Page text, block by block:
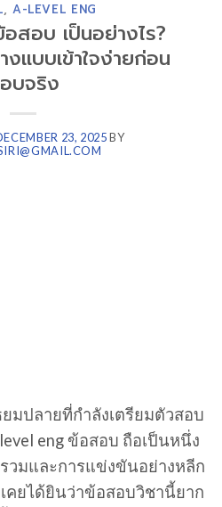
, A-LEVEL ENG
สอบ เป็นอย่างไร?
แบบเข้าใจง่ายก่อน
บจริง
23, 2025BY
มปลายที่กำลังเตรียมตัวสอบ
eng ข้อสอบ ถือเป็นหนึ่ง
มและการแข่งขันอย่างหลีก
คยได้ยินว่าข้อสอบวิชานี้ยาก